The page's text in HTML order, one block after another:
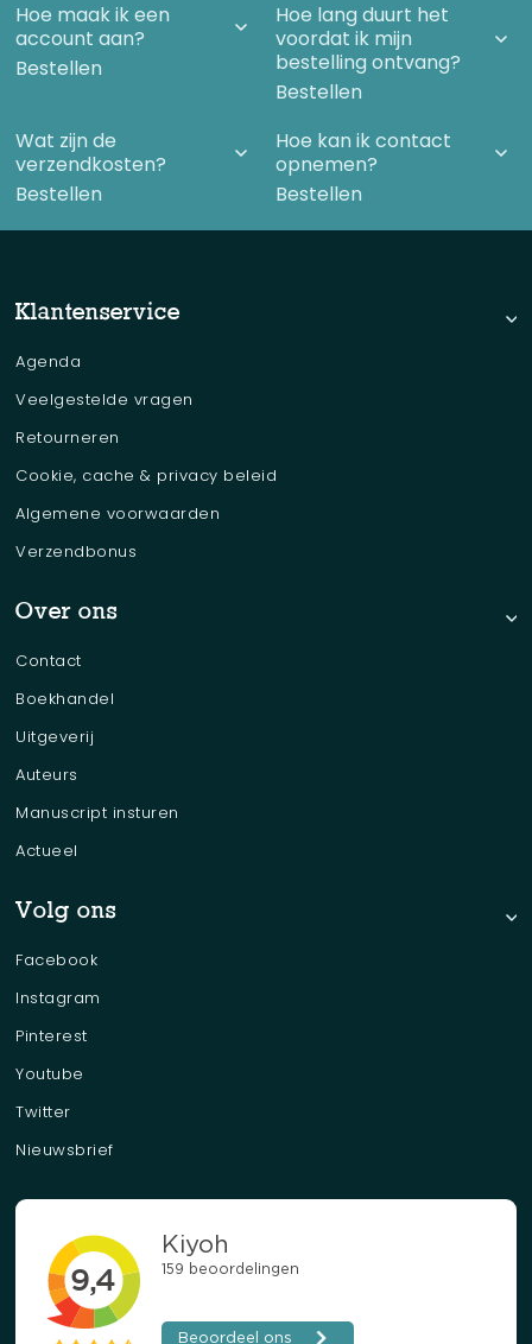
- Presidenten van de VS
- Roosevelt - Churchill
- Take me to your leader
- Mars
- Henry McElroy over Eisenhower
- Johnson
- Nixon - Ford
- Carter
- Reagan
- Bush sr. - Clinton
- Obama
- Andere hoge politici en bestuurders
- Wilbert Smith
- Nieuwe bestuurders en politici
- Is er een cover-up?
- Voorzichtigheid noodzakelijk?
- Ockhams scheermes
- De media
- De Belgische UFO-Golf 1889-1991
- Nazi-technologie
Hoofdstuk 4 – Disclosure
- Disclosure initiatieven
Hoe maak ik een
account aan?
Bestellen
Hoe lang duurt het
voordat ik mijn
bestelling ontvang?
Bestellen
Wat zijn de
verzendkosten?
Bestellen
Hoe kan ik contact
opnemen?
Bestellen
Klantenservice
Agenda
Veelgestelde vragen
Retourneren
Cookie, cache & privacy beleid
Algemene voorwaarden
Verzendbonus
Over ons
Contact
Boekhandel
Uitgeverij
Auteurs
Manuscript insturen
Actueel
Volg ons
Facebook
Instagram
Pinterest
Youtube
Twitter
Nieuwsbrief